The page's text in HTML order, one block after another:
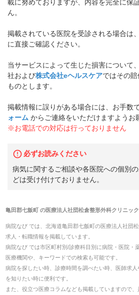
載に努めておりますが、内容を完全に保
ん。
掲載されている医院を受診される場合は
に直接ご確認ください。
当サービスによって生じた損害について
社および株式会社eヘルスケアではその
ものとします。
掲載情報に誤りがある場合には、お手数で
ォーム からご連絡をいただけますようお
※お電話での対応は行っておりません
必ずお読みください
病気に関するご相談や各医院への個別
どは受け付けておりません。
亀田郡七飯町 の医療法人社団松倉整形外科クリニック
病院なび では、 北海道亀田郡七飯町の医療法人社団
求人・転職情報を掲載しています。
病院なび では市区町村別/診療科目別に病院・医院・
医療機関や、キーワードでの検索も可能です。
病院を探したい時、診療時間を調べたい時、医師求
を知りたい時に便利です。
また、役立つ医療コラムなども掲載していますので、